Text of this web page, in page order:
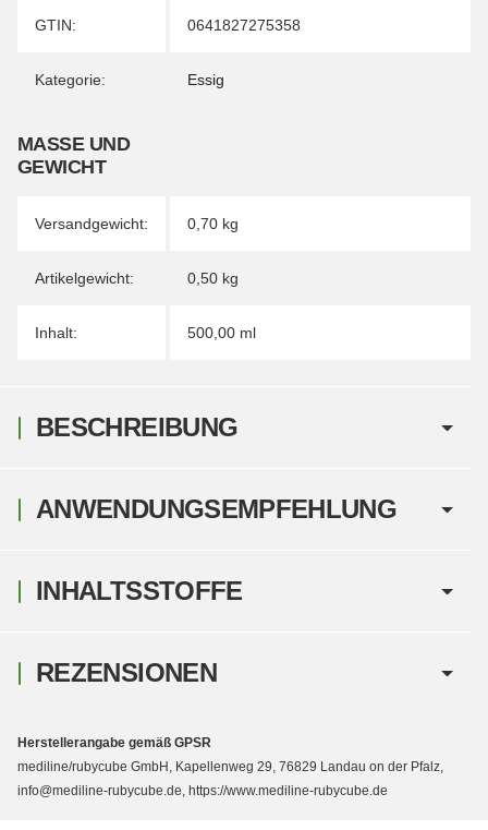
Produkteigenschaft
Wert
GTIN: 0641827275358
Kategorie: Essig
MASSE UND G
EWICHT
Versandgewicht: 0,70 kg
Artikelgewicht: 0,50 kg
Inhalt: 500,00 ml
BESCHREIBUNG
ANWENDUNGSEMPFEHLUNG
INHALTSSTOFFE
REZENSIONEN
Herstellerangabe gemäß GPSR
mediline/rubycube GmbH, Kapellenweg 29, 76829 Landau on der Pfalz,
info@mediline-rubycube.de, https://www.mediline-rubycube.de